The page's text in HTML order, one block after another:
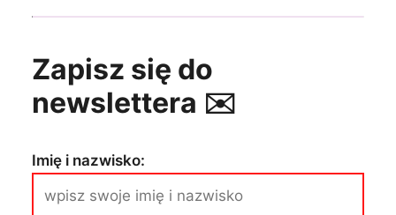
Zapisz się do
newslettera ✉️
Imię i nazwisko: